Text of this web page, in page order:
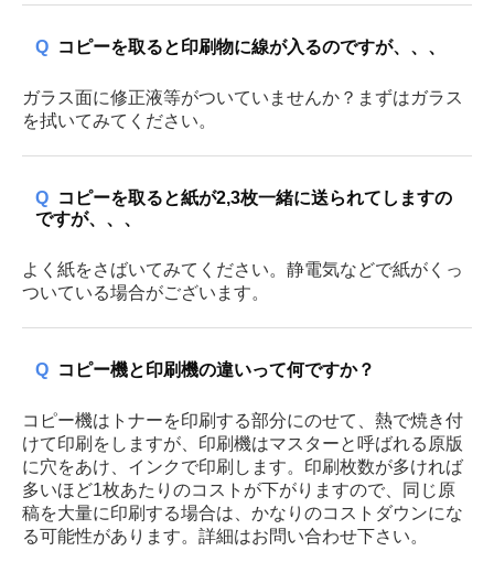
Q コピーを取ると印刷物に線が入るのですが、、、
ガラス面に修正液等がついていませんか？まずはガラス
を拭いてみてください。
Q コピーを取ると紙が2,3枚一緒に送られてしますの
ですが、、、
よく紙をさばいてみてください。静電気などで紙がくっ
ついている場合がございます。
Q コピー機と印刷機の違いって何ですか？
コピー機はトナーを印刷する部分にのせて、熱で焼き付
けて印刷をしますが、印刷機はマスターと呼ばれる原版
に穴をあけ、インクで印刷します。印刷枚数が多ければ
多いほど1枚あたりのコストが下がりますので、同じ原
稿を大量に印刷する場合は、かなりのコストダウンにな
る可能性があります。詳細はお問い合わせ下さい。